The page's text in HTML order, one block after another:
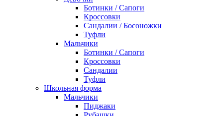
Ботинки / Сапоги
Кроссовки
Сандалии / Босоножки
Туфли
Мальчики
Ботинки / Сапоги
Кроссовки
Сандалии
Туфли
Школьная форма
Мальчики
Пиджаки